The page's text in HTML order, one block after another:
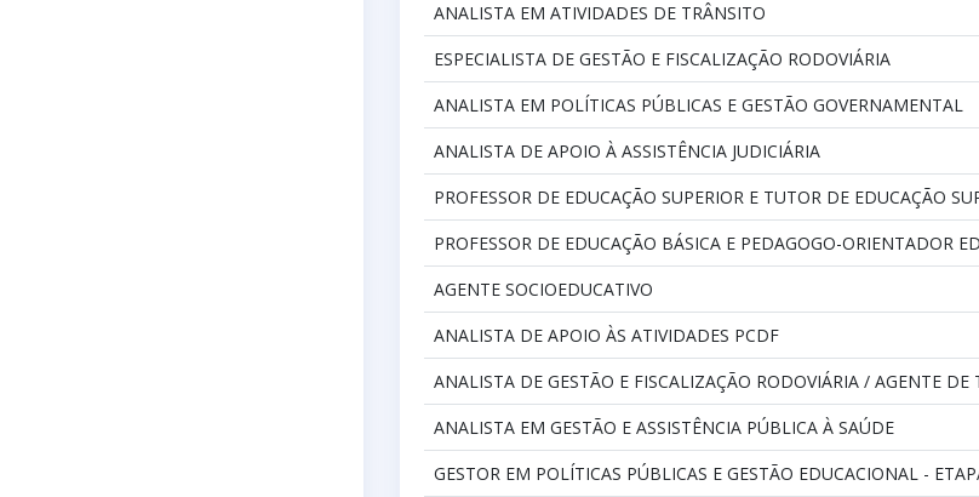
ANALISTA EM ATIVIDADES DE TRÂNSITO
ESPECIALISTA DE GESTÃO E FISCALIZAÇÃO RODOVIÁRIA
ANALISTA EM POLÍTICAS PÚBLICAS E GESTÃO GOVERNAMENTAL
ANALISTA DE APOIO À ASSISTÊNCIA JUDICIÁRIA
PROFESSOR DE EDUCAÇÃO SUPERIOR E TUTOR DE EDUCAÇÃO
PROFESSOR DE EDUCAÇÃO BÁSICA E PEDAGOGO-ORIENTADOR
AGENTE SOCIOEDUCATIVO
ANALISTA DE APOIO ÀS ATIVIDADES PCDF
ANALISTA DE GESTÃO E FISCALIZAÇÃO RODOVIÁRIA / AGENTE DE
ANALISTA EM GESTÃO E ASSISTÊNCIA PÚBLICA À SAÚDE
GESTOR EM POLÍTICAS PÚBLICAS E GESTÃO EDUCACIONAL -